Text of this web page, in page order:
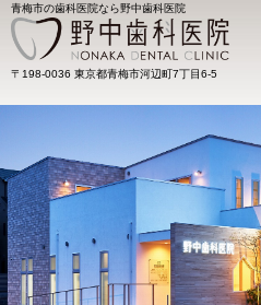
青梅市の歯科医院なら野中歯科医院
〒198-0036 東京都青梅市河辺町7丁目6-5